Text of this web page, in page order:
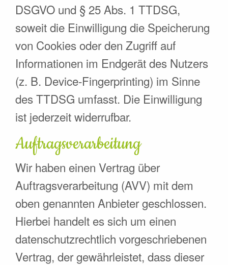
DSGVO und § 25 Abs. 1 TTDSG,
soweit die Einwilligung die Speicherung
von Cookies oder den Zugriff auf
Informationen im Endgerät des Nutzers
(z. B. Device-Fingerprinting) im Sinne
des TTDSG umfasst. Die Einwilligung
ist jederzeit widerrufbar.
Auftragsverarbeitung
Wir haben einen Vertrag über
Auftragsverarbeitung (AVV) mit dem
oben genannten Anbieter geschlossen.
Hierbei handelt es sich um einen
datenschutzrechtlich vorgeschriebenen
Vertrag, der gewährleistet, dass dieser